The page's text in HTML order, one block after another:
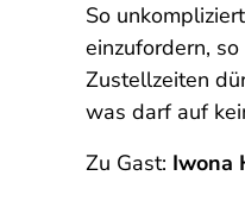
So
einzufordern,
Zustellzeiten
was darf auf
Zu Gast: Iwona